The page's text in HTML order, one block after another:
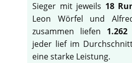
Sieger mit jeweils 18
Leon Wörfel und
zusammen liefen
jeder lief im
eine starke Leistung.